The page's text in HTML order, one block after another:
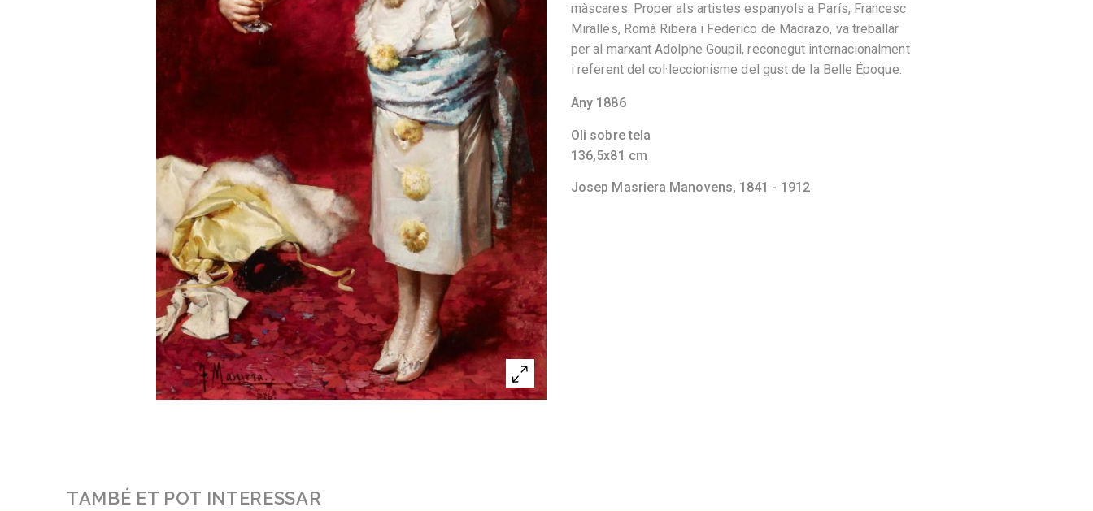
màscares. Proper als artistes espanyols a París, Francesc
Miralles, Romà Ribera i Federico de Madrazo, va treballar
per al marxant Adolphe Goupil, reconegut internacionalment
i referent del col·leccionisme del gust de la Belle Époque.
Any 1886
Oli sobre tela
136,5x81 cm
Josep Masriera Manovens, 1841 - 1912
TAMBÉ ET POT INTERESSAR